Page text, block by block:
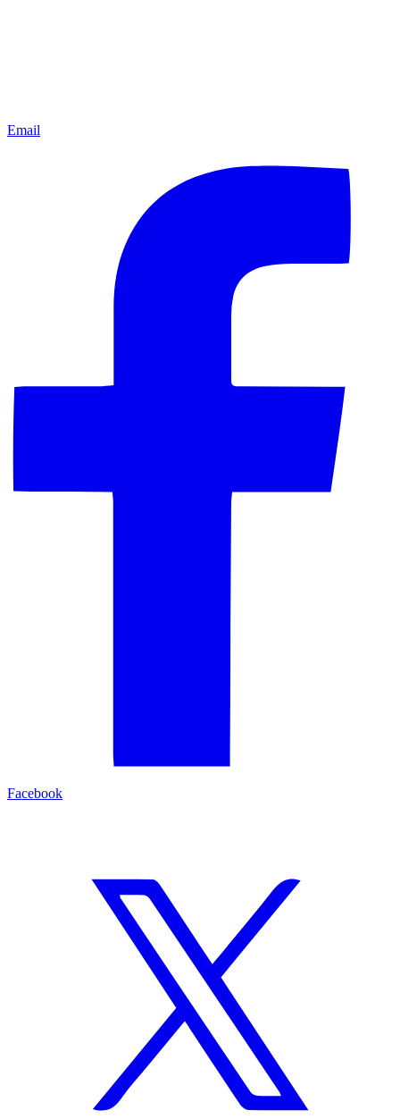
Email
Facebook